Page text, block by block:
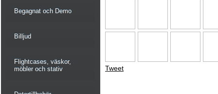
Begagnat och Demo
Billjud
Flightcases, väskor,
möbler och stativ
Tweet